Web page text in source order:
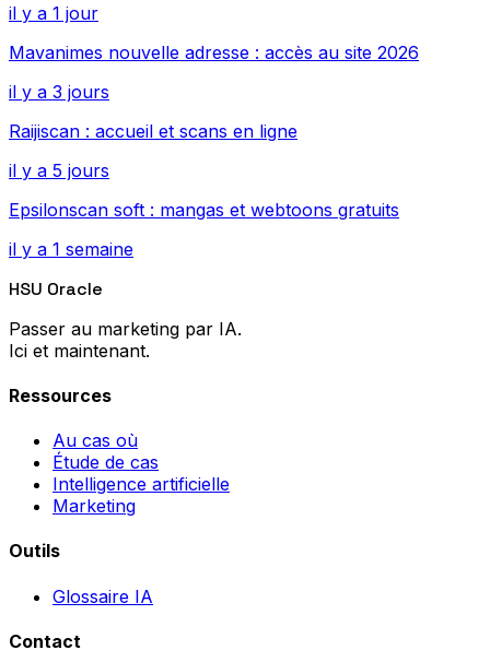
il y a 1 jour
Mavanimes nouvelle adresse : accès au site 2026
il y a 3 jours
Raijiscan : accueil et scans en ligne
il y a 5 jours
Epsilonscan soft : mangas et webtoons gratuits
il y a 1 semaine
HSU Oracle
Passer au marketing par IA.
Ici et maintenant.
Ressources
Au cas où
Étude de cas
Intelligence artificielle
Marketing
Outils
Glossaire IA
Contact